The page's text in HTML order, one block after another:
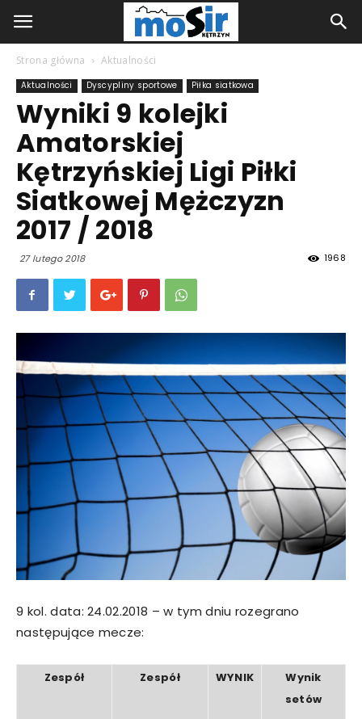
Strona główna Aktualności
Aktualności Dyscypliny sportowe Piłka siatkowa
Wyniki 9 kolejki
Amatorskiej
Kętrzyńskiej Ligi Piłki
Siatkowej Mężczyzn
2017 / 2018
27 lutego 2018 1968
9 kol. data: 24.02.2018 – w tym dniu rozegrano
następujące mecze:
Zespół Zespół WYNIK
Wynik
setów